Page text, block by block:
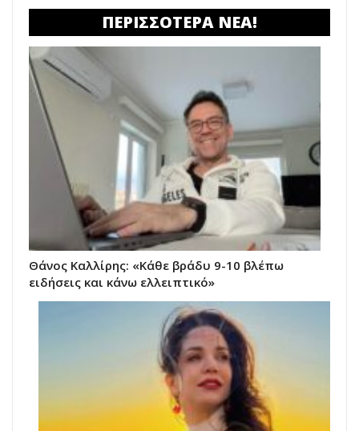
ΠΕΡΙΣΣΟΤΕΡΑ ΝΕΑ!
Θάνος Καλλίρης: «Κάθε βράδυ 9-10 βλέπω
ειδήσεις και κάνω ελλειπτικό»